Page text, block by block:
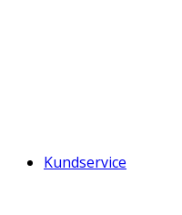
Kundservice